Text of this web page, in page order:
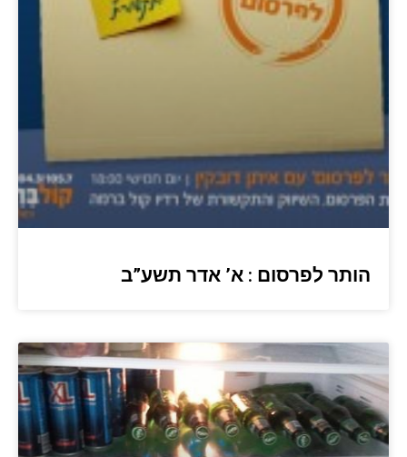
הותר לפרסום : א’ אדר תשע”ב